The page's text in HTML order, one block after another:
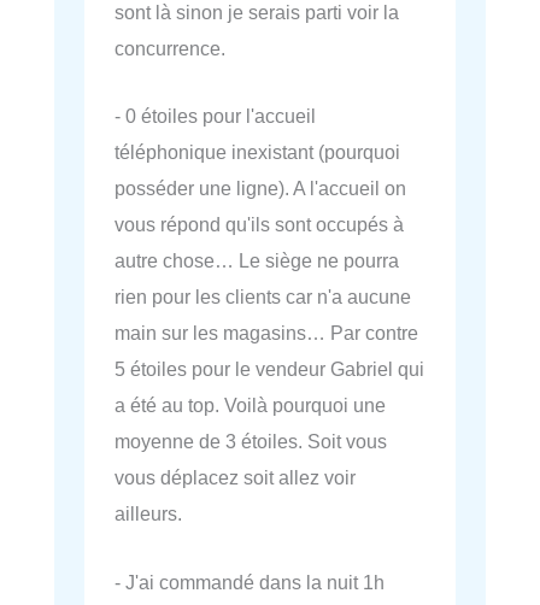
sont là sinon je serais parti voir la
concurrence.
- 0 étoiles pour l'accueil
téléphonique inexistant (pourquoi
posséder une ligne). A l'accueil on
vous répond qu'ils sont occupés à
autre chose… Le siège ne pourra
rien pour les clients car n'a aucune
main sur les magasins… Par contre
5 étoiles pour le vendeur Gabriel qui
a été au top. Voilà pourquoi une
moyenne de 3 étoiles. Soit vous
vous déplacez soit allez voir
ailleurs.
- J'ai commandé dans la nuit 1h